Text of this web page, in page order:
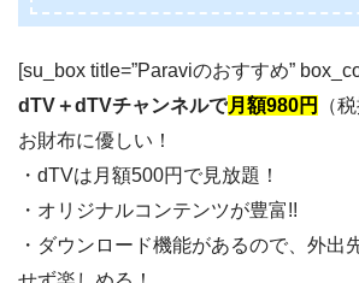
[su_box title=”Paraviのおすすめ”
dTV＋dTVチャンネルで月額980円
（
お財布に優しい！
・dTVは月額500円で見放題！
・オリジナルコンテンツが豊富!!
・ダウンロード機能があるので、外出